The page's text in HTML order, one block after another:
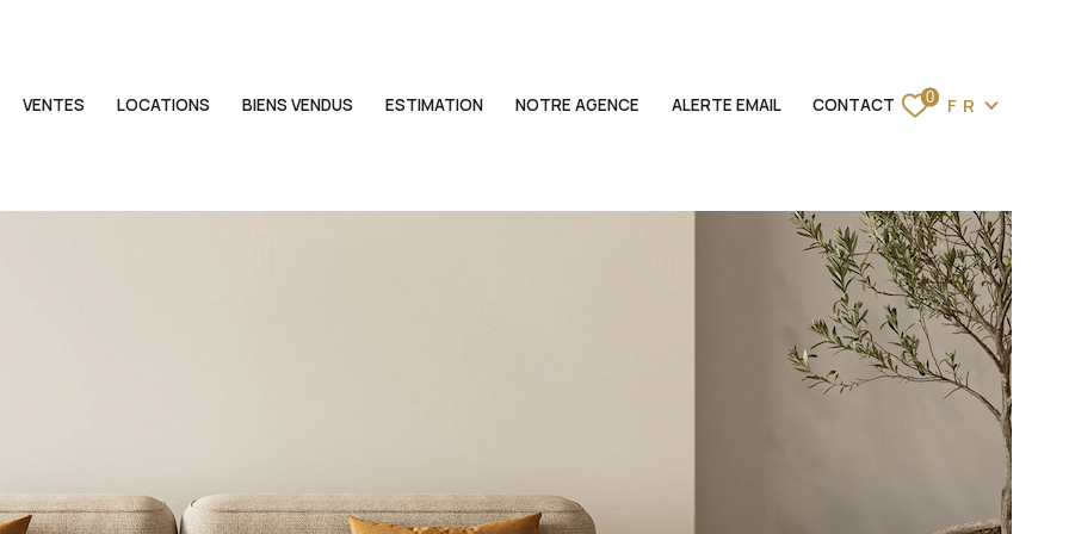
LOCATIONS
BIENS VENDUS
ESTIMATION
NOTRE AGENCE
ALERTE EMAIL
0 Langue
FR
VENTES LOCATIONS BIENS VENDUS ESTIMATION NOTRE AGENCE ALERTE EMAIL CONTACT